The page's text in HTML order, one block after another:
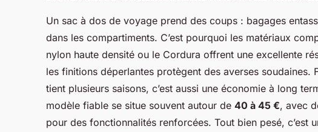
Un sac à dos de voyage prend des coups : bagages
dans les compartiments. C’est pourquoi les matériaux
nylon haute densité ou le Cordura offrent une excellente
les finitions déperlantes protègent des averses soudaines.
tient plusieurs saisons, c’est aussi une économie à long
modèle fiable se situe souvent autour de 40 à 45 €, avec
pour des fonctionnalités renforcées. Tout bien pesé, c’est